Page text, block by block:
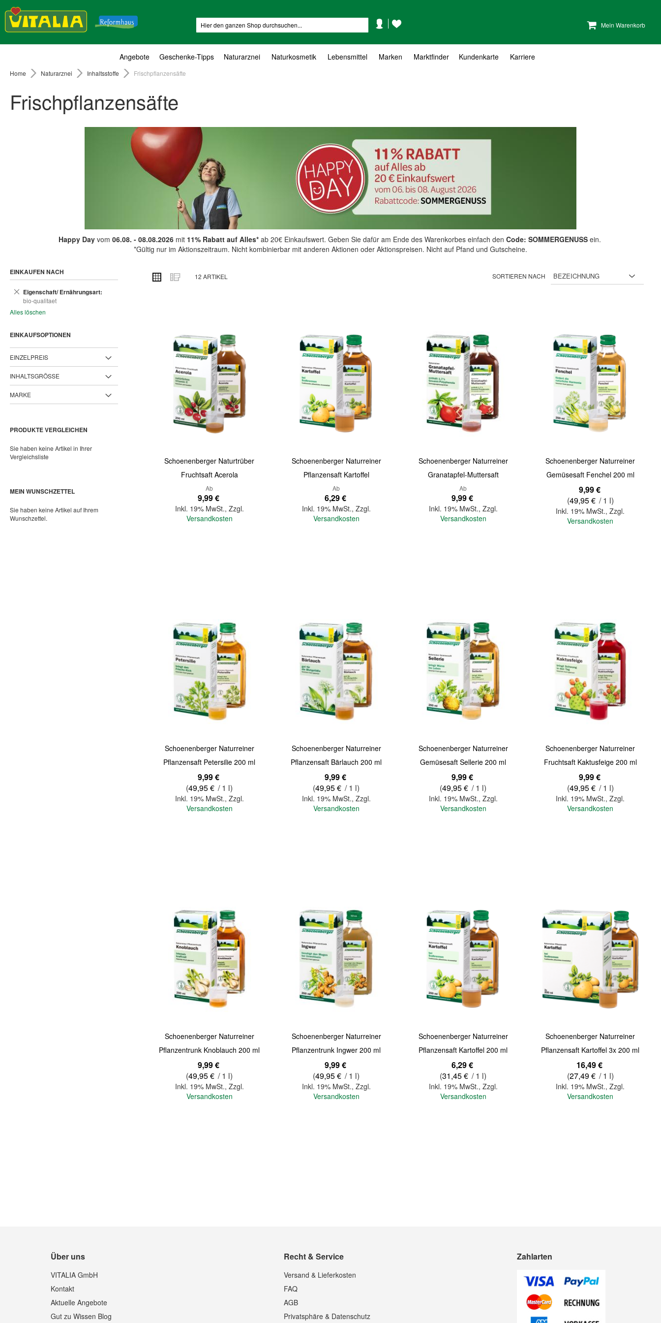
Mein Warenkorb
KontoWunschzettel
Angebote Geschenke-Tipps Naturarznei Naturkosmetik Lebensmittel Marken Marktfinder Kundenkarte Karriere
Home Naturarznei Inhaltsstoffe Frischpflanzensäfte
Frischpflanzensäfte
Happy Dayvom 06.08. - 08.08.2026mit 11% Rabatt auf Alles*ab 20€ Einkaufswert. Geben Sie dafür am Ende des Warenkorbes einfach den Code: SOMMERGENUSSein.
*Gültig nur im Aktionszeitraum. Nicht kombinierbar mit anderen Aktionen oder Aktionspreisen. Nicht auf Pfand und Gutscheine.
ANSICHT
ALS
Raster Liste
12 ARTIKEL SORTIEREN NACH
Schoenenberger Naturtrüber
Fruchtsaft Acerola
Ab
9,99 €
Inkl. 19% MwSt., Zzgl.
Versandkosten
Schoenenberger Naturreiner
Pflanzensaft Kartoffel
Ab
6,29 €
Inkl. 19% MwSt., Zzgl.
Versandkosten
Schoenenberger Naturreiner
Granatapfel-Muttersaft
Ab
9,99 €
Inkl. 19% MwSt., Zzgl.
Versandkosten
Quickview
Schoenenberger Naturreiner
Gemüsesaft Fenchel 200 ml
9,99 €
(49,95 € / 1 l)
Inkl. 19% MwSt.,Zzgl.
Versandkosten
Schoenenberger Naturreiner
Pflanzensaft Petersilie 200 ml
9,99 €
(49,95 € / 1 l)
Inkl. 19% MwSt., Zzgl.
Versandkosten
Schoenenberger Naturreiner
Pflanzensaft Bärlauch 200 ml
9,99 €
(49,95 € / 1 l)
Inkl. 19% MwSt., Zzgl.
Versandkosten
Quickview
Schoenenberger Naturreiner
Gemüsesaft Sellerie 200 ml
9,99 €
(49,95 € / 1 l)
Inkl. 19% MwSt., Zzgl.
Versandkosten
Quickview
Schoenenberger Naturreiner
Fruchtsaft Kaktusfeige 200 ml
9,99 €
(49,95 € / 1 l)
Inkl. 19% MwSt.,Zzgl.
Versandkosten
Schoenenberger Naturreiner
Pflanzentrunk Knoblauch 200 ml
9,99 €
(49,95 € / 1 l)
Inkl. 19% MwSt., Zzgl.
Versandkosten
Schoenenberger Naturreiner
Pflanzentrunk Ingwer 200 ml
9,99 €
(49,95 € / 1 l)
Inkl. 19% MwSt., Zzgl.
Versandkosten
Quickview
Schoenenberger Naturreiner
Pflanzensaft Kartoffel 200 ml
6,29 €
(31,45 € / 1 l)
Inkl. 19% MwSt., Zzgl.
Versandkosten
Schoenenberger Naturreiner
Pflanzensaft Kartoffel 3x 200 ml
16,49 €
(27,49 € / 1 l)
Inkl. 19% MwSt.,Zzgl.
Versandkosten
Quickview
EINKAUFEN NACH
Eigenschaft/ Ernährungsart
bio-qualitaet
Dies
entfernen
Alles löschen
EINKAUFSOPTIONEN
EINZELPREIS
INHALTSGRÖSSE
MARKE
PRODUKTE VERGLEICHEN
Sie haben keine Artikel in Ihrer
Vergleichsliste
MEIN WUNSCHZETTEL
Sie haben keine Artikel auf Ihrem
Wunschzettel.
Über uns
VITALIA GmbH
Kontakt
Aktuelle Angebote
Gut zu Wissen Blog
Recht & Service
Versand & Lieferkosten
FAQ
AGB
Privatsphäre & Datenschutz
Zahlarten